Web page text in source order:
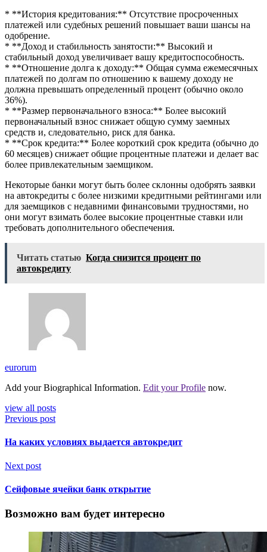
* **История кредитования:** Отсутствие просроченных
платежей или судебных решений повышает ваши шансы на
одобрение.
* **Доход и стабильность занятости:** Высокий и
стабильный доход увеличивает вашу кредитоспособность.
* **Отношение долга к доходу:** Общая сумма ежемесячных
платежей по долгам по отношению к вашему доходу не
должна превышать определенный процент (обычно около
36%).
* **Размер первоначального взноса:** Более высокий
первоначальный взнос снижает общую сумму заемных
средств и, следовательно, риск для банка.
* **Срок кредита:** Более короткий срок кредита (обычно до
60 месяцев) снижает общие процентные платежи и делает вас
более привлекательным заемщиком.
Некоторые банки могут быть более склонны одобрять заявки
на автокредиты с более низкими кредитными рейтингами или
для заемщиков с недавними финансовыми трудностями, но
они могут взимать более высокие процентные ставки или
требовать дополнительного обеспечения.
Читать статью Когда снизится процент по
автокредиту
eurorum
Add your Biographical Information. Edit your Profile now.
view all posts
Previous post
На каких условиях выдается автокредит
Next post
Сейфовые ячейки банк открытие
Возможно вам будет интересно